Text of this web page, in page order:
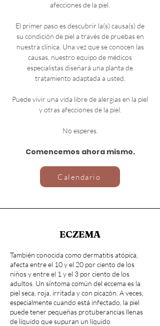
afecciones de la piel.
El primer paso es descubrir la(s) causa(s) de
su condición de piel a través de pruebas en
nuestra clínica. Una vez que se conocen las
causas, nuestro equipo de médicos
especialistas diseñará una planta de
tratamiento adaptada a usted.
Puede vivir una vida libre de alergias en la piel
y otras afecciones de la piel.
No esperes.
Comencemos ahora mismo.
Calendario
ECZEMA
También conocida como dermatitis atópica,
afecta entre el 10 y el 20 por ciento de los
niños y entre el 1 y el 3 por ciento de los
adultos. Un síntoma común del eccema es la
piel seca, roja, irritada y con picazón. A veces,
especialmente cuando está infectado, la piel
puede tener pequeñas protuberancias llenas
de líquido que supuran un líquido